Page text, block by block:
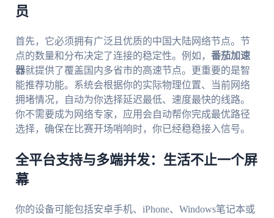
员
首先，它必须拥有广泛且优质的中国大陆网络节点。节
点的数量和分布决定了连接的稳定性。例如， 番茄加速
器就提供了覆盖国内多省市的高速节点。更重要的是智
能推荐功能。系统会根据你的实际物理位置、当前网络
拥堵情况，自动为你选择延迟最低、速度最快的线路。
你不需要成为网络专家，应用会自动帮你完成最优路径
选择，确保在比赛开场哨响时，你已经稳稳接入信号。
全平台支持与多端并发：生活不止一个屏
幕
你的设备可能包括安卓手机、iPhone、Windows笔记本或